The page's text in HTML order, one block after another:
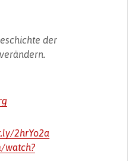
der
2hrYo2a
watch?